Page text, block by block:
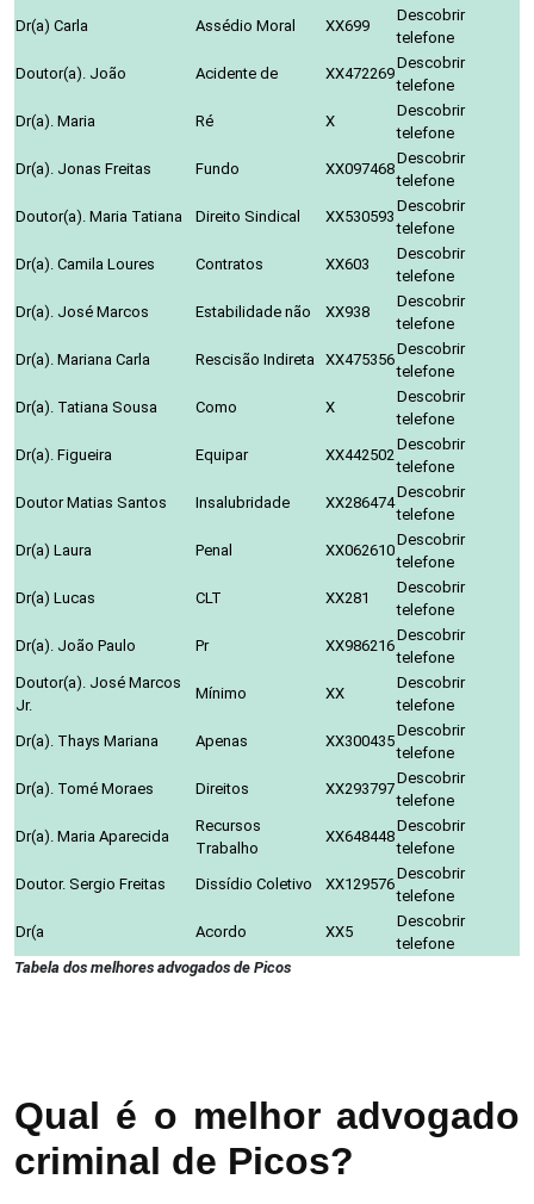
Dr(a) Carla
Assédio Moral XX699
Descobrir
telefone
Doutor(a). João
Acidente de XX472269
Descobrir
telefone
Dr(a). Maria
Ré X
Descobrir
telefone
Dr(a). Jonas Freitas
Fundo XX097468
Descobrir
telefone
Doutor(a). Maria Tatiana
Direito Sindical XX530593
Descobrir
telefone
Dr(a). Camila Loures
Contratos XX603
Descobrir
telefone
Dr(a). José Marcos
Estabilidade não XX938
Descobrir
telefone
Dr(a). Mariana Carla
Rescisão Indireta XX475356
Descobrir
telefone
Dr(a). Tatiana Sousa
Como X
Descobrir
telefone
Dr(a). Figueira
Equipar XX442502
Descobrir
telefone
Doutor Matias Santos
Insalubridade XX286474
Descobrir
telefone
Dr(a) Laura
Penal XX062610
Descobrir
telefone
Dr(a) Lucas
CLT XX281
Descobrir
telefone
Dr(a). João Paulo
Pr XX986216
Descobrir
telefone
Doutor(a). José Marcos
Jr.
Mínimo XX
Descobrir
telefone
Dr(a). Thays Mariana
Apenas XX300435
Descobrir
telefone
Dr(a). Tomé Moraes
Direitos XX293797
Descobrir
telefone
Dr(a). Maria Aparecida
Recursos
Trabalho
XX648448
Descobrir
telefone
Doutor. Sergio Freitas
Dissídio Coletivo XX129576
Descobrir
telefone
Dr(a
Acordo XX5
Descobrir
telefone
Tabela dos melhores advogados de Picos
Qual é o melhor advogado
criminal de Picos?